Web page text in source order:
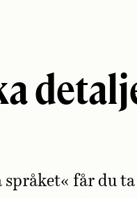
får du